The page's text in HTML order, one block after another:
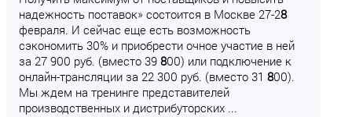
надежность поставок» состоится в Москве 27-28
февраля. И сейчас еще есть возможность
сэкономить 30% и приобрести очное участие в ней
за 27 900 руб. (вместо 39 800) или подключение к
онлайн-трансляции за 22 300 руб. (вместо 31 800).
Мы ждем на тренинге представителей
производственных и дистрибуторских ...